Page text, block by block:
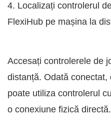
4. Localizați controlerul
FlexiHub pe mașina la
Accesați controlerele de
distanță. Odată
poate utiliza controlerul
o conexiune fizică directă.